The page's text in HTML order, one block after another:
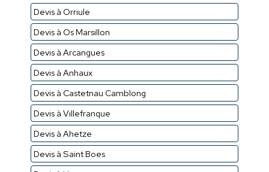
Devis à Orriule
Devis à Os Marsillon
Devis à Arcangues
Devis à Anhaux
Devis à Castetnau Camblong
Devis à Villefranque
Devis à Ahetze
Devis à Saint Boes